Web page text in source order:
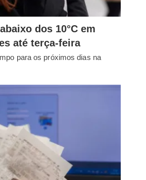
dos 10°C em
até terça-feira
para os próximos dias na